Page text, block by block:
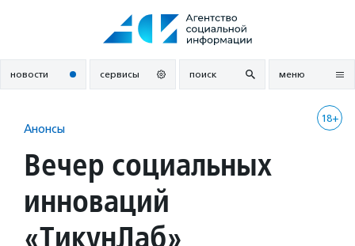
новости сервисы поиск меню
18+
Анонсы
Вечер социальных
инноваций
«ТикунЛаб»